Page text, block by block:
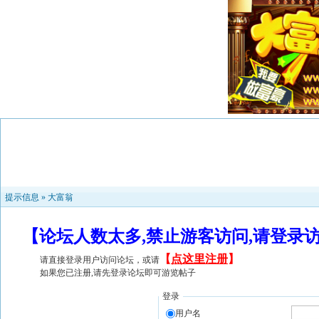
提示信息 » 大富翁
【论坛人数太多,禁止游客访问,请登
请直接登录用户访问论坛，或请 【 点这里注册】
如果您已注册,请先登录论坛即可游览帖子
登录
用户名